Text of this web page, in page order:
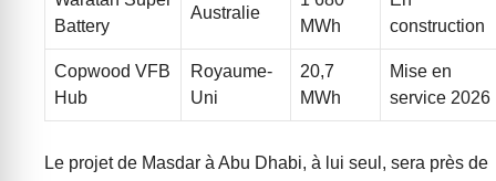
Battery
Australie
MWh
construction
Copwood VFB
Hub
Royaume-
Uni
20,7
MWh
Mise en
service 2026
Le projet de Masdar à Abu Dhabi, à lui seul, sera près de